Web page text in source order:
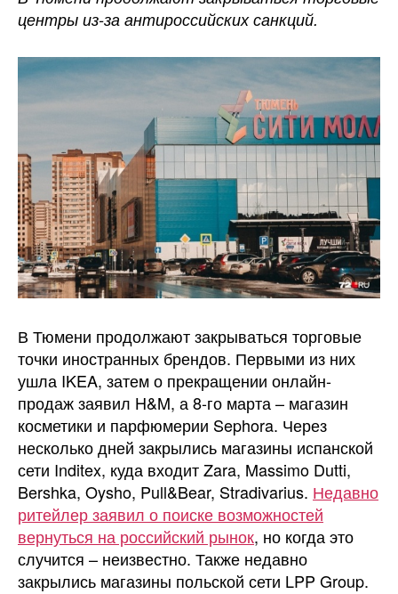
из-
за
иностранных
центры из-за антироссийских санкций.
В Тюмени продолжают закрываться торговые
точки иностранных брендов. Первыми из них
ушла IKEA, затем о прекращении онлайн-
продаж заявил H&M, а 8-го марта – магазин
косметики и парфюмерии Sephora. Через
несколько дней закрылись магазины испанской
сети Inditex, куда входит Zara, Massimo Dutti,
Bershka, Oysho, Pull&Bear, Stradivarius. Недавно
ритейлер заявил о поиске возможностей
вернуться на российский рынок, но когда это
случится – неизвестно. Также недавно
закрылись магазины польской сети LPP Group.